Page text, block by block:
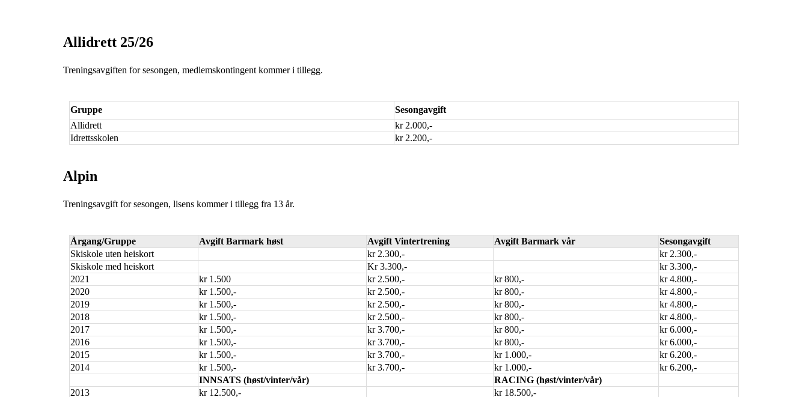
Allidrett 25/26
Treningsavgiften for sesongen, medlemskontingent kommer i tillegg.
Gruppe
Sesongavgift
Allidrett
kr 2.000,-
Idrettsskolen
kr 2.200,-
Alpin
Treningsavgift for sesongen, lisens kommer i tillegg fra 13 år.
Årgang/Gruppe Avgift Barmark høst Avgift Vintertrening Avgift Barmark vår
Sesongavgift
Skiskole uten heiskort
kr 2.300,-
kr 2.300,-
Skiskole med heiskort
Kr 3.300,-
kr 3.300,-
2021
kr 1.500 kr 2.500,- kr 800,-
kr 4.800,-
2020
kr 1.500,- kr 2.500,- kr 800,-
kr 4.800,-
2019
kr 1.500,- kr 2.500,- kr 800,-
kr 4.800,-
2018
kr 1.500,- kr 2.500,- kr 800,-
kr 4.800,-
2017
kr 1.500,- kr 3.700,- kr 800,-
kr 6.000,-
2016
kr 1.500,- kr 3.700,- kr 800,-
kr 6.000,-
2015
kr 1.500,- kr 3.700,- kr 1.000,-
kr 6.200,-
2014
kr 1.500,- kr 3.700,- kr 1.000,-
kr 6.200,-
INNSATS (høst/vinter/vår)
RACING (høst/vinter/vår)
2013
kr 12.500,- kr 18.500,-